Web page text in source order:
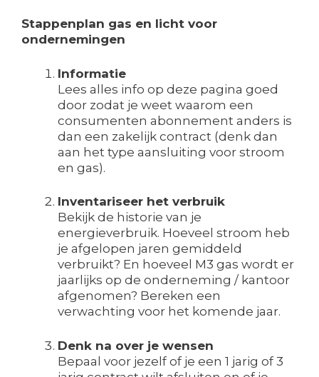
Stappenplan gas en licht voor
ondernemingen
Informatie
Lees alles info op deze pagina goed
door zodat je weet waarom een
consumenten abonnement anders is
dan een zakelijk contract (denk dan
aan het type aansluiting voor stroom
en gas).
Inventariseer het verbruik
Bekijk de historie van je
energieverbruik. Hoeveel stroom heb
je afgelopen jaren gemiddeld
verbruikt? En hoeveel M3 gas wordt er
jaarlijks op de onderneming / kantoor
afgenomen? Bereken een
verwachting voor het komende jaar.
Denk na over je wensen
Bepaal voor jezelf of je een 1 jarig of 3